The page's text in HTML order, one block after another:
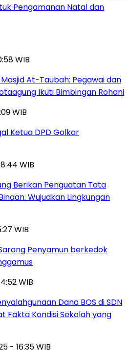
Pengamanan Natal dan
WIB
At-Taubah: Pegawai dan
Ikuti Bimbingan Rohani
WIB
Ketua DPD Golkar
WIB
Berikan Penguatan Tata
Wujudkan Lingkungan
WIB
Penyamun berkedok
WIB
Dana BOS di SDN
Fakta Kondisi Sekolah yang
- 16:35 WIB